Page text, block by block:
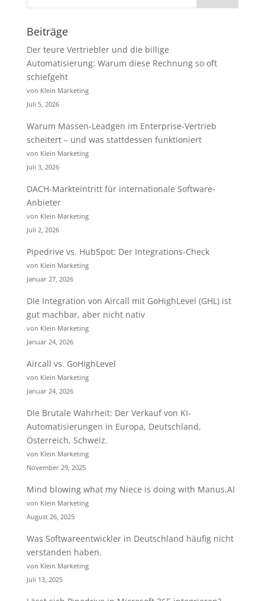
Beiträge
Der teure Vertriebler und die billige
Automatisierung: Warum diese Rechnung so oft
schiefgeht
von Klein Marketing
Juli 5, 2026
Warum Massen-Leadgen im Enterprise-Vertrieb
scheitert – und was stattdessen funktioniert
von Klein Marketing
Juli 3, 2026
DACH-Markteintritt für internationale Software-
Anbieter
von Klein Marketing
Juli 2, 2026
Pipedrive vs. HubSpot: Der Integrations-Check
von Klein Marketing
Januar 27, 2026
Die Integration von Aircall mit GoHighLevel (GHL) ist
gut machbar, aber nicht nativ
von Klein Marketing
Januar 24, 2026
Aircall vs. GoHighLevel
von Klein Marketing
Januar 24, 2026
Die Brutale Wahrheit: Der Verkauf von KI-
Automatisierungen in Europa, Deutschland,
Österreich, Schweiz.
von Klein Marketing
November 29, 2025
Mind blowing what my Niece is doing with Manus.AI
von Klein Marketing
August 26, 2025
Was Softwareentwickler in Deutschland häufig nicht
verstanden haben.
von Klein Marketing
Juli 13, 2025